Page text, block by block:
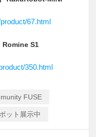
67.html
Romine S1
350.html
FUSE
ット展示中